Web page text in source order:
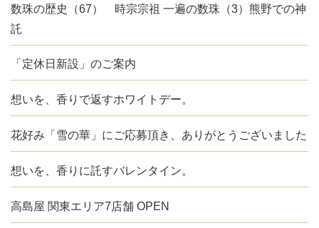
数珠の歴史（67） 時宗宗祖 一遍の数珠（3）熊野での神
託
「定休日新設」のご案内
想いを、香りで返すホワイトデー。
花好み「雪の華」にご応募頂き、ありがとうございました
想いを、香りに託すバレンタイン。
高島屋 関東エリア7店舗 OPEN